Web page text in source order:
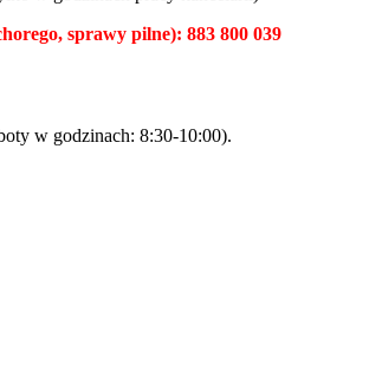
sprawy pilne): 883 800 039
w godzinach: 8:30-10:00).